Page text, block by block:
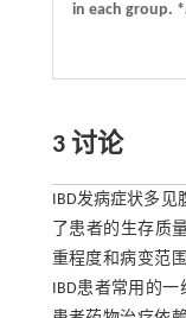
in each group. *
3 讨论
IBD发病症状多见
了患者的生存质
重程度和病变范
IBD患者常用的